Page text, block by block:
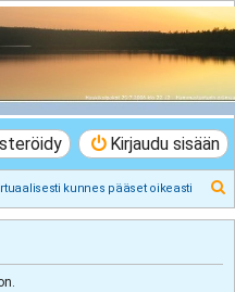
Kirjaudu sisään
kunnes pääset oikeasti